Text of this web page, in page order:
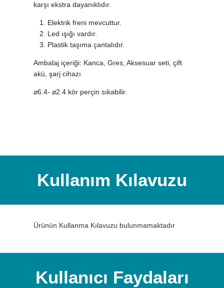
karşı ekstra dayanıklıdır.
Elektrik freni mevcuttur.
Led ışığı vardır.
Plastik taşıma çantalıdır.
Ambalaj içeriği: Kanca, Gres, Aksesuar seti, çift
akü, şarj cihazı
⌀6.4- ⌀2.4 kör perçin sıkabilir.
Kullanım Kılavuzu
Ürünün Kullanma Kılavuzu bulunmamaktadır
Kullanıcı Faydaları